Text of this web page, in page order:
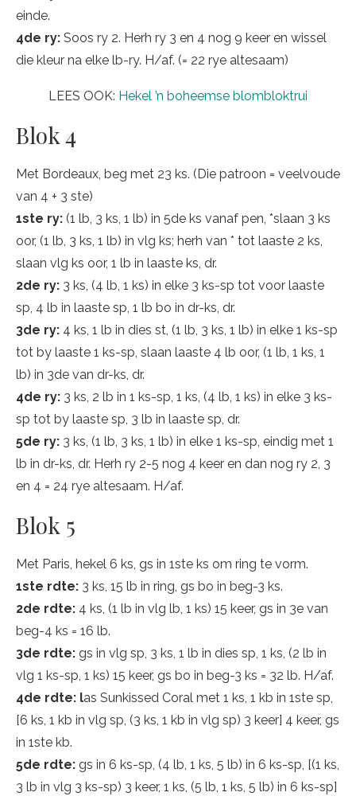
einde.
4de ry: Soos ry 2. Herh ry 3 en 4 nog 9 keer en wissel
die kleur na elke lb-ry. H/af. (= 22 rye altesaam)
LEES OOK: Hekel ’n boheemse blombloktrui
Blok 4
Met Bordeaux, beg met 23 ks. (Die patroon = veelvoude
van 4 + 3 ste)
1ste ry: (1 lb, 3 ks, 1 lb) in 5de ks vanaf pen, *slaan 3 ks
oor, (1 lb, 3 ks, 1 lb) in vlg ks; herh van * tot laaste 2 ks,
slaan vlg ks oor, 1 lb in laaste ks, dr.
2de ry: 3 ks, (4 lb, 1 ks) in elke 3 ks-sp tot voor laaste
sp, 4 lb in laaste sp, 1 lb bo in dr-ks, dr.
3de ry: 4 ks, 1 lb in dies st, (1 lb, 3 ks, 1 lb) in elke 1 ks-sp
tot by laaste 1 ks-sp, slaan laaste 4 lb oor, (1 lb, 1 ks, 1
lb) in 3de van dr-ks, dr.
4de ry: 3 ks, 2 lb in 1 ks-sp, 1 ks, (4 lb, 1 ks) in elke 3 ks-
sp tot by laaste sp, 3 lb in laaste sp, dr.
5de ry: 3 ks, (1 lb, 3 ks, 1 lb) in elke 1 ks-sp, eindig met 1
lb in dr-ks, dr. Herh ry 2-5 nog 4 keer en dan nog ry 2, 3
en 4 = 24 rye altesaam. H/af.
Blok 5
Met Paris, hekel 6 ks, gs in 1ste ks om ring te vorm.
1ste rdte: 3 ks, 15 lb in ring, gs bo in beg-3 ks.
2de rdte: 4 ks, (1 lb in vlg lb, 1 ks) 15 keer, gs in 3e van
beg-4 ks = 16 lb.
3de rdte: gs in vlg sp, 3 ks, 1 lb in dies sp, 1 ks, (2 lb in
vlg 1 ks-sp, 1 ks) 15 keer, gs bo in beg-3 ks = 32 lb. H/af.
4de rdte: las Sunkissed Coral met 1 ks, 1 kb in 1ste sp,
[6 ks, 1 kb in vlg sp, (3 ks, 1 kb in vlg sp) 3 keer] 4 keer, gs
in 1ste kb.
5de rdte: gs in 6 ks-sp, (4 lb, 1 ks, 5 lb) in 6 ks-sp, [(1 ks,
3 lb in vlg 3 ks-sp) 3 keer, 1 ks, (5 lb, 1 ks, 5 lb) in 6 ks-sp]